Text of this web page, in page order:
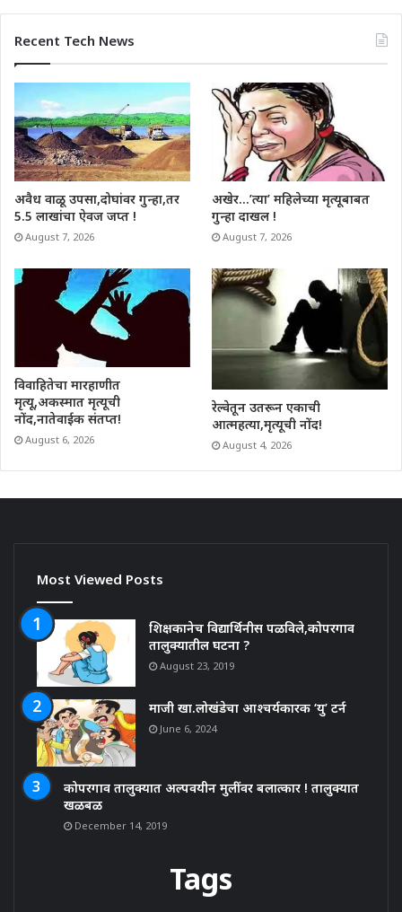
Recent Tech News
अवैध वाळू उपसा,दोघांवर गुन्हा,तर
5.5 लाखांचा ऐवज जप्त !
August 7, 2026
अखेर…’त्या’ महिलेच्या मृत्यूबाबत
गुन्हा दाखल !
August 7, 2026
विवाहितेचा मारहाणीत
मृत्यू,अकस्मात मृत्यूची
नोंद,नातेवाईक संतप्त!
August 6, 2026
रेल्वेतून उतरून एकाची
आत्महत्या,मृत्यूची नोंद!
August 4, 2026
Most Viewed Posts
शिक्षकानेच विद्यार्थिनीस पळविले,कोपरगाव
तालुक्यातील घटना ?
August 23, 2019
माजी खा.लोखंडेचा आश्चर्यकारक ‘यु’ टर्न
June 6, 2024
कोपरगाव तालुक्यात अल्पवयीन मुलींवर बलात्कार ! तालुक्यात
खळबळ
December 14, 2019
Tags